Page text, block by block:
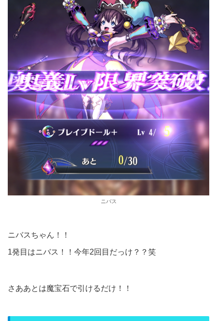
ニバス
ニバスちゃん！！
1発目はニバス！！今年2回目だっけ？？笑
さああとは魔宝石で引けるだけ！！